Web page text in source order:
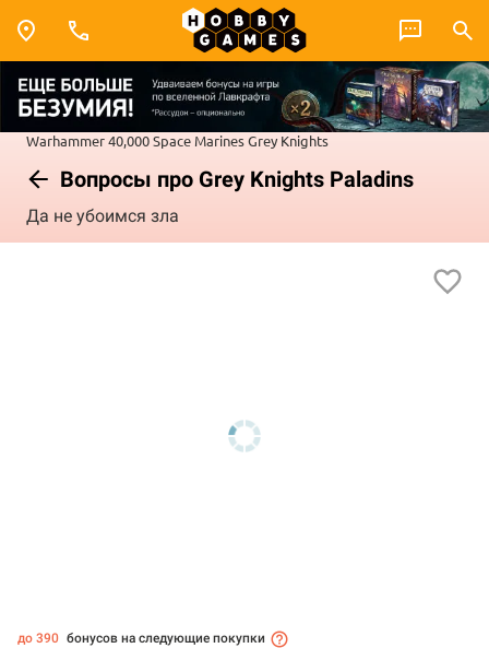
Warhammer 40,000Space MarinesGrey Knights
Вопросы про Grey Knights Paladins
Да не убоимся зла
до 390 бонусов на следующие покупки